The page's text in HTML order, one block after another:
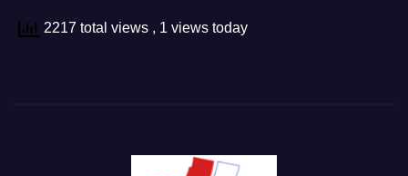
2217 total views , 1 views today